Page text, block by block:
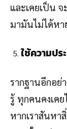
และเคยเป็น
มามันไม่ได้ห
ใช้ความปร
รากฐานอีกอย่
รู้ ทุกคนคงเค
หากเราสันหา